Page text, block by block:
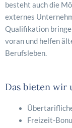
besteht auch die
externes
Qualifikation
voran und helfen
Berufsleben.
Das bieten wir
Freizeit-